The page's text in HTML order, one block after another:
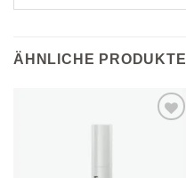
ÄHNLICHE PRODUKTE